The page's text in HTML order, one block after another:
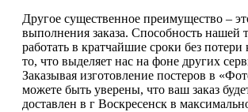
Другое существенное преимущество –
выполнения заказа. Способность нашей
работать в кратчайшие сроки без потери
то, что выделяет нас на фоне других
Заказывая изготовление постеров в
можете быть уверены, что ваш заказ
доставлен в г Воскресенск в